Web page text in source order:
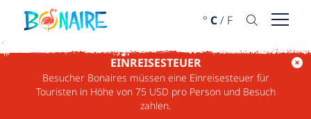
WEITER ZUM INHALT
° C/ F Menü
EINREISESTEUER
Besucher Bonaires müssen eine Einreisesteuer für
Touristen in Höhe von 75 USD pro Person und Besuch
zahlen.
« ALLE VERANSTALTUNGEN
Diese Veranstaltung hat bereits stattgefunden.